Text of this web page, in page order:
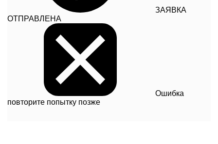
ЗАЯВКА
ОТПРАВЛЕНА
Ошибка
повторите попытку позже